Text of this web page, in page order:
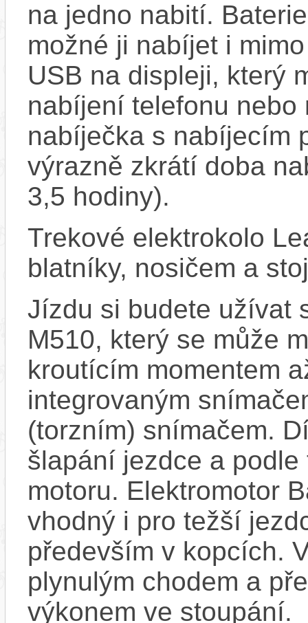
na jedno nabití.
možné ji nabíjet i
USB na displeji, který
nabíjení telefonu
nabíječka s nabíjecím
výrazně zkrátí doba
3,5 hodiny).
Trekové elektrokolo
blatníky, nosičem a
Jízdu si budete užívat
M510, který se může
kroutícím momentem
integrovaným
(torzním) snímačem.
šlapání jezdce a
motoru. Elektromotor
vhodný i pro težší
především v kopcích.
plynulým chodem a
výkonem ve stoupání.